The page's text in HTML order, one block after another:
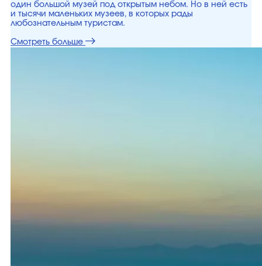
один большой музей под открытым небом. Но в ней есть
и тысячи маленьких музеев, в которых рады
любознательным туристам.
Смотреть больше